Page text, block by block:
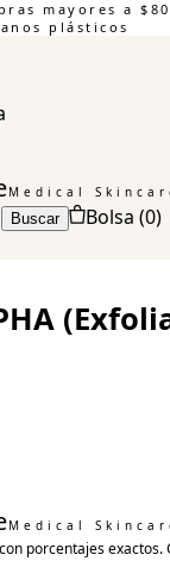
mayores a
plásticos
Medical
Buscar Bolsa (0)
Medical
porcentajes